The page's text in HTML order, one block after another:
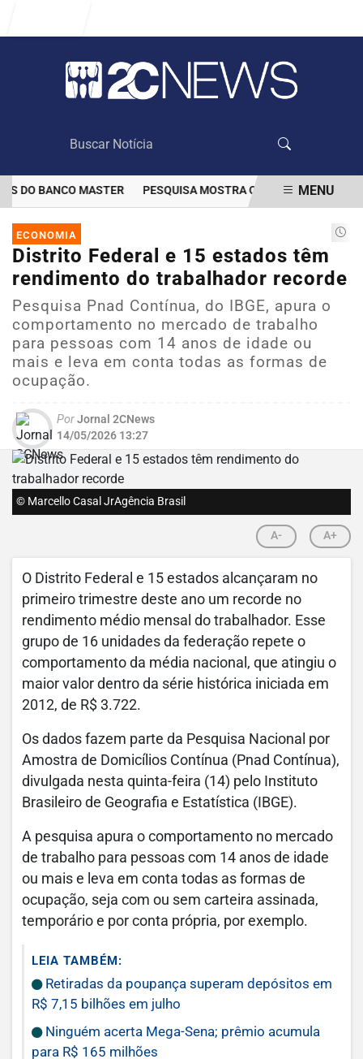
DO BANCO MASTER PESQUISA MOSTRA QUE VACINAÇÃO
EM ALTA
MENU
ECONOMIA
Distrito Federal e 15 estados têm
rendimento do trabalhador recorde
Pesquisa Pnad Contínua, do IBGE, apura o
comportamento no mercado de trabalho
para pessoas com 14 anos de idade ou
mais e leva em conta todas as formas de
ocupação.
PorJornal 2CNews
14/05/2026 13:27
© Marcello Casal JrAgência Brasil
A- A+
O Distrito Federal e 15 estados alcançaram no
primeiro trimestre deste ano um recorde no
rendimento médio mensal do trabalhador. Esse
grupo de 16 unidades da federação repete o
comportamento da média nacional, que atingiu o
maior valor dentro da série histórica iniciada em
2012, de R$ 3.722.
Os dados fazem parte da Pesquisa Nacional por
Amostra de Domicílios Contínua (Pnad Contínua),
divulgada nesta quinta-feira (14) pelo Instituto
Brasileiro de Geografia e Estatística (IBGE).
A pesquisa apura o comportamento no mercado
de trabalho para pessoas com 14 anos de idade
ou mais e leva em conta todas as formas de
ocupação, seja com ou sem carteira assinada,
temporário e por conta própria, por exemplo.
LEIA TAMBÉM:
Retiradas da poupança superam depósitos em
R$ 7,15 bilhões em julho
Ninguém acerta Mega-Sena; prêmio acumula
para R$ 165 milhões